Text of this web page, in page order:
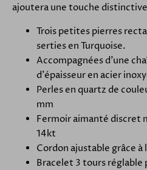
ajoutera une touche
Trois petites pierres
serties en Turquoise.
Accompagnées d'une
d'épaisseur en acier
Perles en quartz de
mm
Fermoir aimanté discret
14kt
Cordon ajustable grâce
Bracelet 3 tours réglable